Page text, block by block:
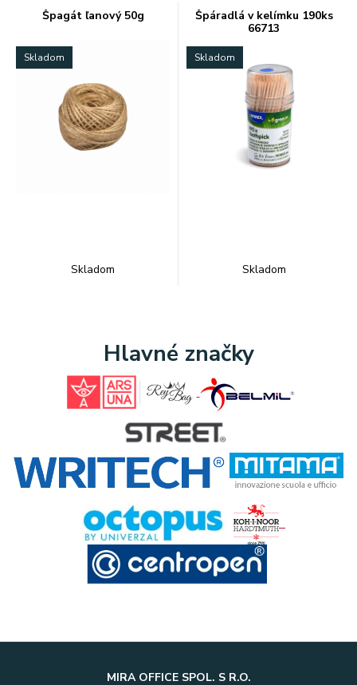
Špagát ľanový 50g
Skladom
Skladom
Špáradlá v kelímku 190ks
66713
Skladom
Skladom
Hlavné značky
MIRA OFFICE SPOL. S R.O.